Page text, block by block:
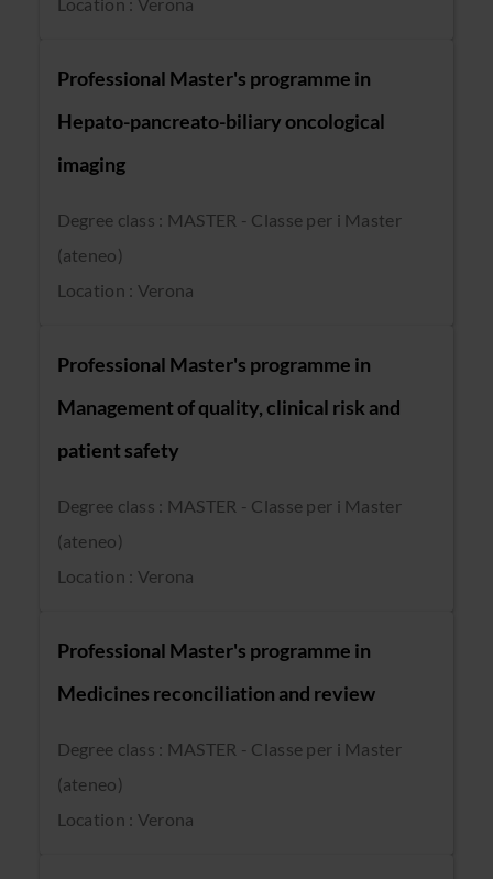
Professional Master's programme in
Hepato-pancreato-biliary oncological
imaging
Degree class : MASTER - Classe per i Master
(ateneo)
Location : Verona
Professional Master's programme in
Management of quality, clinical risk and
patient safety
Degree class : MASTER - Classe per i Master
(ateneo)
Location : Verona
Professional Master's programme in
Medicines reconciliation and review
Degree class : MASTER - Classe per i Master
(ateneo)
Location : Verona